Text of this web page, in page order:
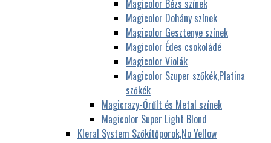
Magicolor Bézs színek
Magicolor Dohány színek
Magicolor Gesztenye színek
Magicolor Édes csokoládé
Magicolor Violák
Magicolor Szuper szőkék,Platina
szőkék
Magicrazy-Őrűlt és Metal színek
Magicolor Super Light Blond
Kleral System Szőkítőporok,No Yellow